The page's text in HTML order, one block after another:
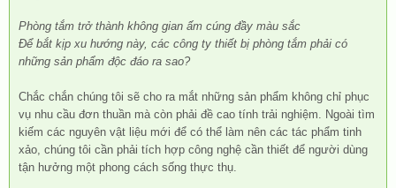
Phòng tắm trở thành không gian ấm cúng đầy màu sắc
Để bắt kịp xu hướng này, các công ty thiết bị phòng tắm phải có
những sản phẩm độc đáo ra sao?
Chắc chắn chúng tôi sẽ cho ra mắt những sản phẩm không chỉ phục
vụ nhu cầu đơn thuần mà còn phải đề cao tính trải nghiệm. Ngoài tìm
kiếm các nguyên vật liệu mới để có thể làm nên các tác phẩm tinh
xảo, chúng tôi cần phải tích hợp công nghệ cần thiết để người dùng
tận hưởng một phong cách sống thực thụ.